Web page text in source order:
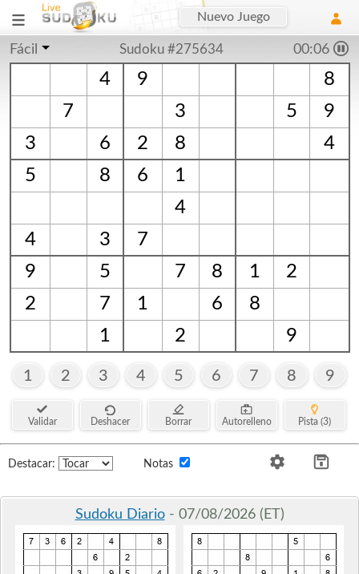
Nuevo Juego
Fácil Sudoku #275634 00:06
4 9
8
7
3 5
9
3
6 2 8
4
5
8 6
1
4
4
3
7
9
5 7 8 1
2
2
7 1 6
8
1
2 9
1 2 3 4 5 6 7 8 9
Validar Deshacer Borrar Autorelleno Pista (3)
Destacar: Notas
Sudoku Diario- 07/08/2026 (ET)